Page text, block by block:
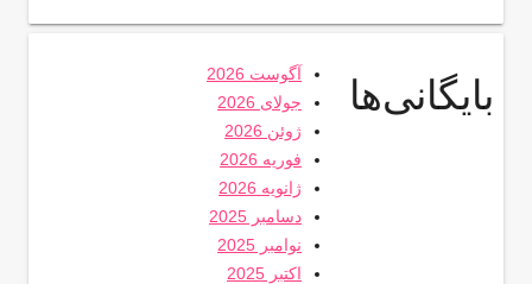
بایگانی‌ها
آگوست 2026
جولای 2026
ژوئن 2026
فوریه 2026
ژانویه 2026
دسامبر 2025
نوامبر 2025
اکتبر 2025